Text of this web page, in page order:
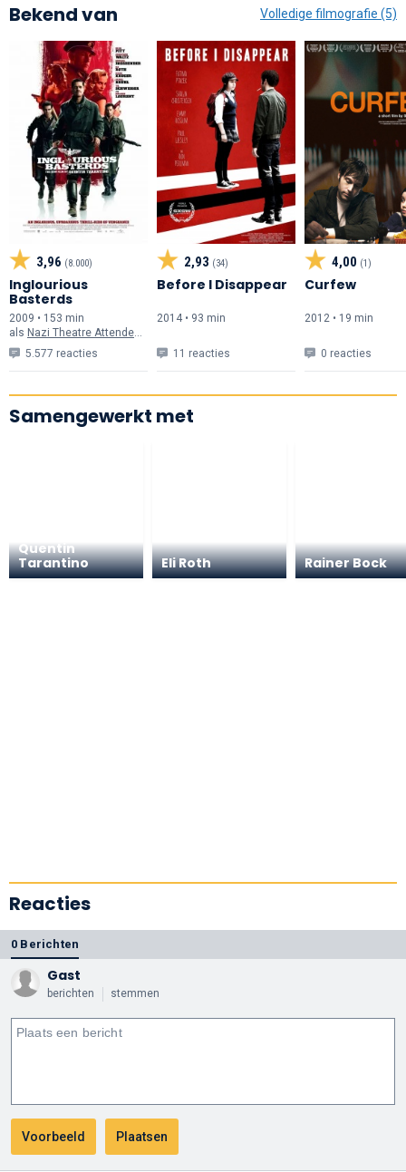
Bekend van Volledige filmografie (5)
3,96 (8.000)
Inglourious
Basterds
2009 • 153 min
als Nazi Theatre Attendee (onvermeld)
5.577 reacties
2,93 (34)
Before I Disappear
2014 • 93 min
11 reacties
4,00 (1)
Curfew
2012 • 19 min
0 reacties
Samengewerkt met
Quentin
Tarantino
Eli Roth Rainer Bock
Reacties
0 Berichten
Gast
berichten stemmen